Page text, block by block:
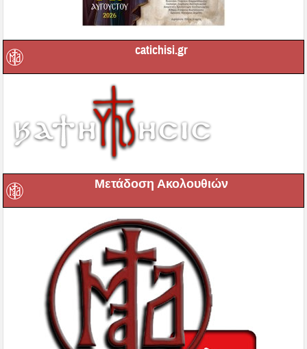
catichisi.gr
Μετάδοση Ακολουθιών